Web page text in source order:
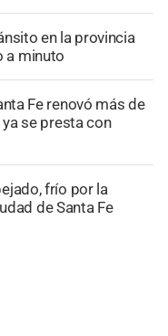
en la provincia
a minuto
Fe renovó más de
se presta con
frío por la
de Santa Fe